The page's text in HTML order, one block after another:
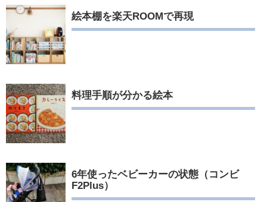
絵本棚を楽天ROOMで再現
料理手順が分かる絵本
6年使ったベビーカーの状態（コンビ
F2Plus）